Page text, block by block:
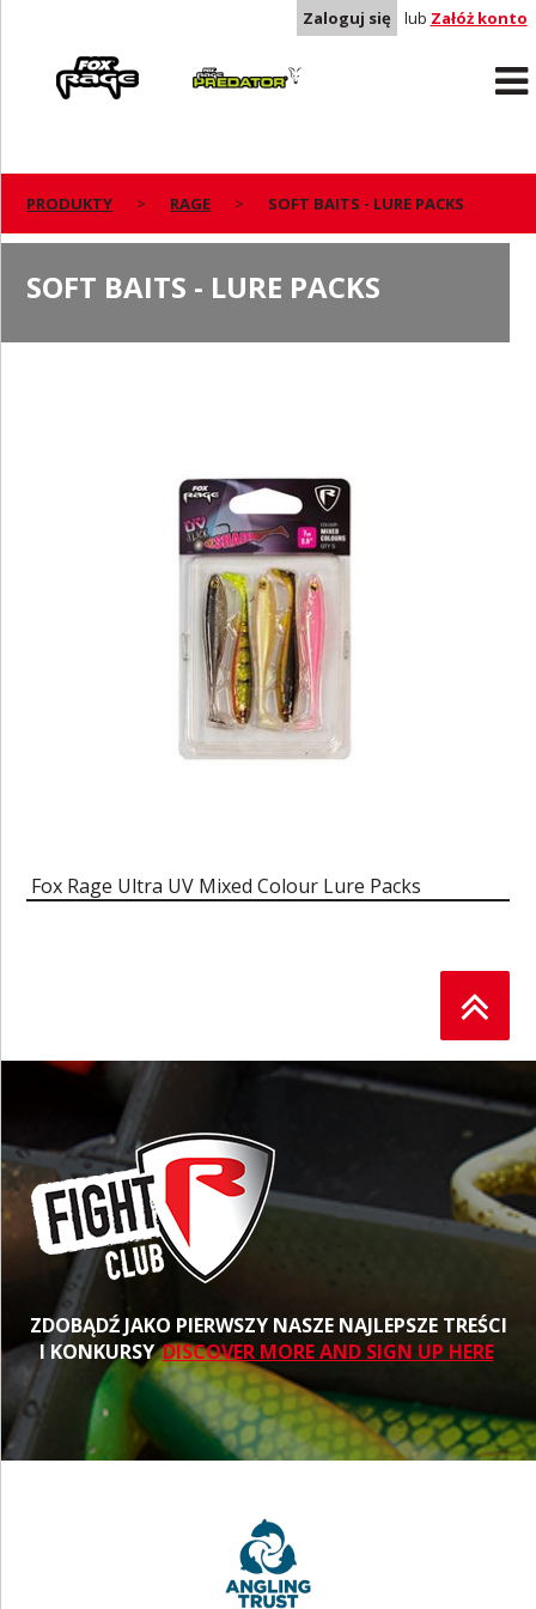
Zaloguj się lub Załóż konto
Predator
PRODUKTY RAGE SOFT BAITS - LURE PACKS
SOFT BAITS - LURE PACKS
Fox Rage Ultra UV Mixed Colour Lure Packs
ZDOBĄDŹ JAKO PIERWSZY NASZE NAJLEPSZE TREŚCI
I KONKURSYDISCOVER MORE AND SIGN UP HERE